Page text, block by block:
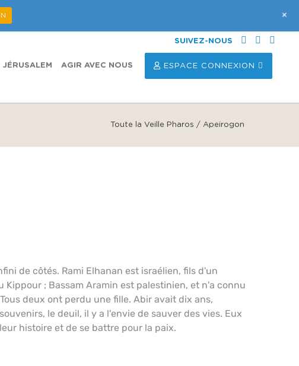
SUIVEZ-NOUS
ESPACE CONNEXION
JÉRUSALEM AGIR AVEC NOUS
Toute la Veille Pharos / Apeirogon
de côtés. Rami Elhanan est israélien, fils d'un
; Bassam Aramin est palestinien, et n'a connu
deux ont perdu une fille. Abir avait dix ans,
le deuil, il y a l'envie de sauver des vies. Eux
histoire et de se battre pour la paix.
+